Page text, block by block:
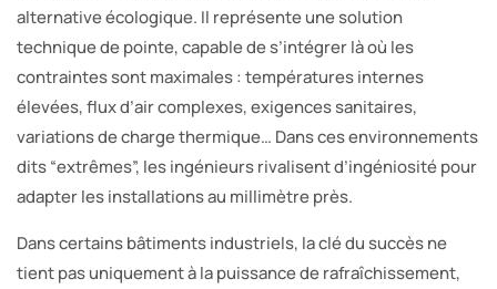
alternative écologique. Il représente une solution
technique de pointe, capable de s’intégrer là où les
contraintes sont maximales : températures internes
élevées, flux d’air complexes, exigences sanitaires,
variations de charge thermique… Dans ces environnements
dits “extrêmes”, les ingénieurs rivalisent d’ingéniosité pour
adapter les installations au millimètre près.
Dans certains bâtiments industriels, la clé du succès ne
tient pas uniquement à la puissance de rafraîchissement,